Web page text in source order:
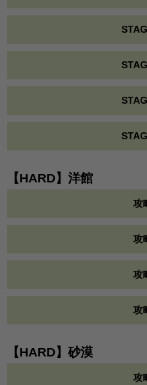
【HARD】洋館
攻
攻
攻
攻
【HARD】砂漠
攻